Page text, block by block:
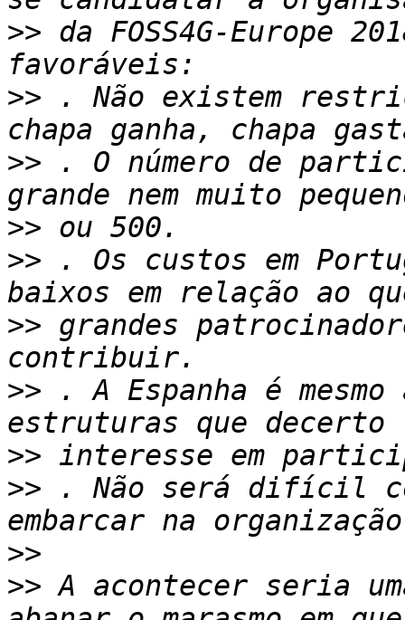
>> da FOSS4G-Europe
>> . Não existem
>> . O número de
>>
>> . Os custos em
>> grandes
>> . A Espanha é
>>
>> . Não será difícil
>>
>> A acontecer seria